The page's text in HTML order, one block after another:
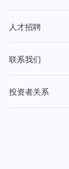
人才招聘
联系我们
投资者关系